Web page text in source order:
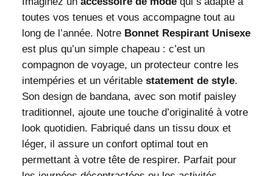
toutes vos tenues et vous accompagne tout au
long de l’année. Notre Bonnet Respirant Unisexe
est plus qu’un simple chapeau : c’est un
compagnon de voyage, un protecteur contre les
intempéries et un véritable statement de style.
Son design de bandana, avec son motif paisley
traditionnel, ajoute une touche d’originalité à votre
look quotidien. Fabriqué dans un tissu doux et
léger, il assure un confort optimal tout en
permettant à votre tête de respirer. Parfait pour